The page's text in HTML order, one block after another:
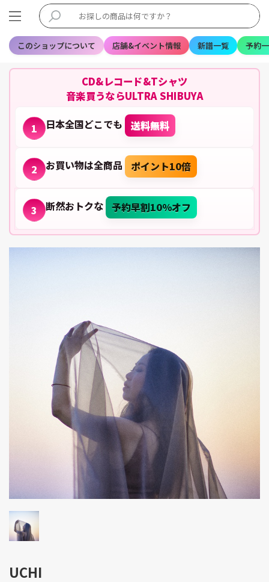
このショップについて 店舗&イベント情報 新譜一覧 予約
CD&レコード&Tシャツ
音楽買うならULTRA SHIBUYA
1 日本全国どこでも 送料無料
2 お買い物は全商品 ポイント10倍
3 断然おトクな 予約早割10%オフ
UCHI